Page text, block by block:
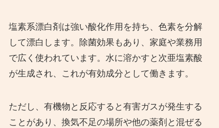
塩素系漂白剤は強い酸化作用を持ち、色素を分解
して漂白します。除菌効果もあり、家庭や業務用
で広く使われています。水に溶かすと次亜塩素酸
が生成され、これが有効成分として働きます。
ただし、有機物と反応すると有害ガスが発生する
ことがあり、換気不足の場所や他の薬剤と混ぜる